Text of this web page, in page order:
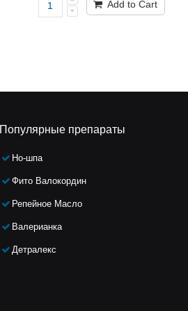
Add to Cart
Популярные препараты
Но-шпа
Фито Валокордин
Репейное Масло
Валерианка
Детралекс